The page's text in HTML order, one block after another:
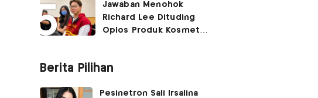
Jawaban Menohok
Richard Lee Dituding
Oplos Produk Kosmetik
Berita Pilihan
Pesinetron Sali Irsalina